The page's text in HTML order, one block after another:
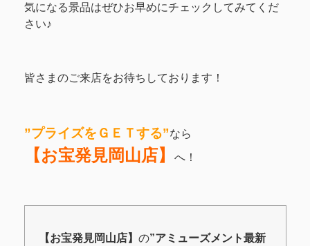
気になる景品はぜひお早めにチェックしてみてくだ
さい♪
皆さまのご来店をお待ちしております！
”プライズをＧＥＴする”なら
【お宝発見岡山店】 へ！
【お宝発見岡山店】 の”アミューズメント最新